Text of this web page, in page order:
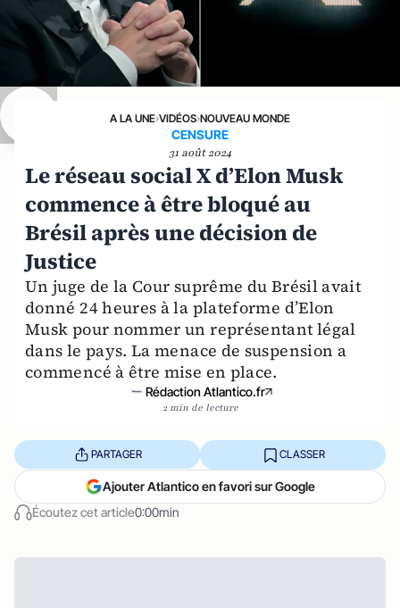
A LA UNE›VIDÉOS›NOUVEAU MONDE
CENSURE
31 août 2024
Le réseau social X d’Elon Musk
commence à être bloqué au
Brésil après une décision de
Justice
Un juge de la Cour suprême du Brésil avait
donné 24 heures à la plateforme d’Elon
Musk pour nommer un représentant légal
dans le pays. La menace de suspension a
commencé à être mise en place.
Rédaction Atlantico.fr
2 min de lecture
Écoutez cet article0:00min
PARTAGER CLASSER
Ajouter Atlantico en favori sur Google